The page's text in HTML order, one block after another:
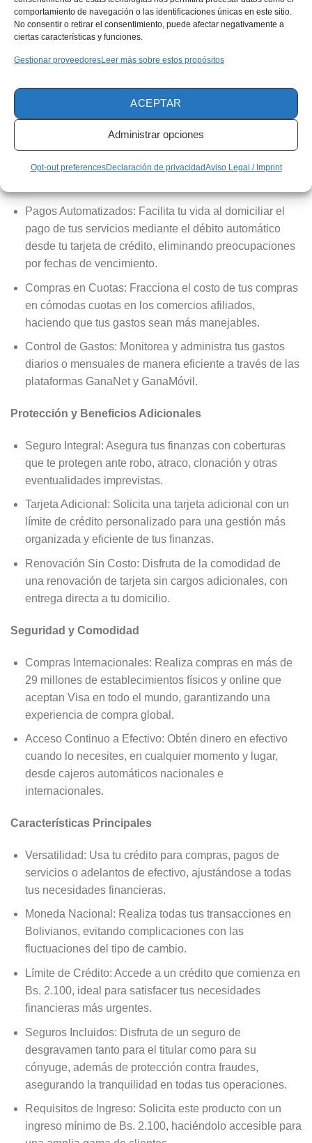
comportamiento de navegación o las identificaciones únicas en este sitio.
No consentir o retirar el consentimiento, puede afectar negativamente a
ciertas características y funciones.
Gestionar proveedoresLeer más sobre estos propósitos
ACEPTAR
Administrar opciones
Opt-out preferencesDeclaración de privacidadAviso Legal / Imprint
más seguros y económicos, maximizando el disfrute de
tus aventuras.
Leer más artículos relacionados:
Aprovecha al máximo cada oportunidad con créditos
diseñados para tu éxito
Selecciona un préstamo que evoluciona contigo y tus
Pagos Automatizados: Facilita tu vida al domiciliar el
pago de tus servicios mediante el débito automático
desde tu tarjeta de crédito, eliminando preocupaciones
por fechas de vencimiento.
Compras en Cuotas: Fracciona el costo de tus compras
en cómodas cuotas en los comercios afiliados,
haciendo que tus gastos sean más manejables.
Control de Gastos: Monitorea y administra tus gastos
diarios o mensuales de manera eficiente a través de las
plataformas GanaNet y GanaMóvil.
Protección y Beneficios Adicionales
Seguro Integral: Asegura tus finanzas con coberturas
que te protegen ante robo, atraco, clonación y otras
eventualidades imprevistas.
Tarjeta Adicional: Solicita una tarjeta adicional con un
límite de crédito personalizado para una gestión más
organizada y eficiente de tus finanzas.
Renovación Sin Costo: Disfruta de la comodidad de
una renovación de tarjeta sin cargos adicionales, con
entrega directa a tu domicilio.
Seguridad y Comodidad
Compras Internacionales: Realiza compras en más de
29 millones de establecimientos físicos y online que
aceptan Visa en todo el mundo, garantizando una
experiencia de compra global.
Acceso Continuo a Efectivo: Obtén dinero en efectivo
cuando lo necesites, en cualquier momento y lugar,
desde cajeros automáticos nacionales e
internacionales.
Características Principales
Versatilidad: Usa tu crédito para compras, pagos de
servicios o adelantos de efectivo, ajustándose a todas
tus necesidades financieras.
Moneda Nacional: Realiza todas tus transacciones en
Bolivianos, evitando complicaciones con las
fluctuaciones del tipo de cambio.
Límite de Crédito: Accede a un crédito que comienza en
Bs. 2.100, ideal para satisfacer tus necesidades
financieras más urgentes.
Seguros Incluidos: Disfruta de un seguro de
desgravamen tanto para el titular como para su
cónyuge, además de protección contra fraudes,
asegurando la tranquilidad en todas tus operaciones.
Requisitos de Ingreso: Solicita este producto con un
ingreso mínimo de Bs. 2.100, haciéndolo accesible para